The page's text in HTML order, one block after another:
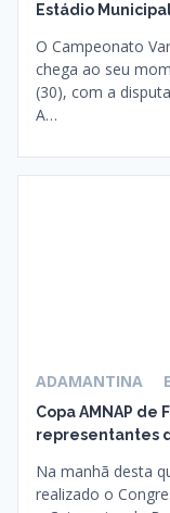
Estádio
O Campeonato
chega ao seu
(30), com a
A…
ADAMANTINA
Copa AMNAP de
representantes
Na manhã desta
realizado o